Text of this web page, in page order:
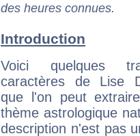
des heures connues.
Introduction
Voici quelques
caractères de Lise
que l'on peut
thème astrologique
description n'est pas